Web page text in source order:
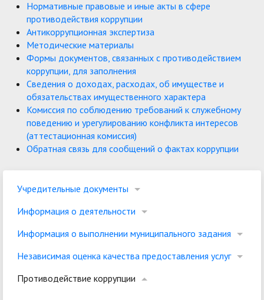
Нормативные правовые и иные акты в сфере
противодействия коррупции
Антикоррупционная экспертиза
Методические материалы
Формы документов, связанных с противодействием
коррупции, для заполнения
Сведения о доходах, расходах, об имуществе и
обязательствах имущественного характера
Комиссия по соблюдению требований к служебному
поведению и урегулированию конфликта интересов
(аттестационная комиссия)
Обратная связь для сообщений о фактах коррупции
Учредительные документы
Информация о деятельности
Информация о выполнении муниципального задания
Независимая оценка качества предоставления услуг
Противодействие коррупции